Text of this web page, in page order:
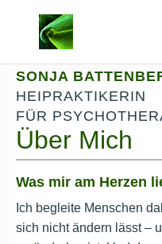
SONJA
HEIPRAKTIKERIN
FÜR
Über Mich
Was mir am Herzen
Ich begleite Menschen
sich nicht ändern lässt –